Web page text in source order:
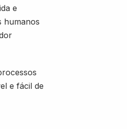
e
humanos
e fácil de